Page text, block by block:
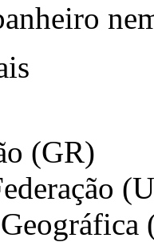
(GR)